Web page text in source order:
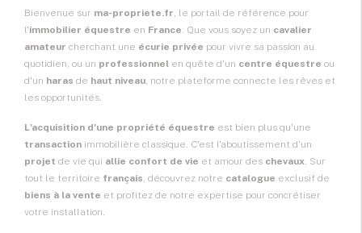
Bienvenue sur ma-propriete.fr, le portail de référence pour
l'immobilier équestre en France. Que vous soyez un cavalier
amateur cherchant une écurie privée pour vivre sa passion au
quotidien, ou un professionnel en quête d'un centre équestre ou
d'un haras de haut niveau, notre plateforme connecte les rêves et
les opportunités.
L'acquisition d'une propriété équestre est bien plus qu'une
transaction immobilière classique. C'est l'aboutissement d'un
projet de vie qui allie confort de vie et amour des chevaux. Sur
tout le territoire français, découvrez notre catalogue exclusif de
biens à la vente et profitez de notre expertise pour concrétiser
votre installation.